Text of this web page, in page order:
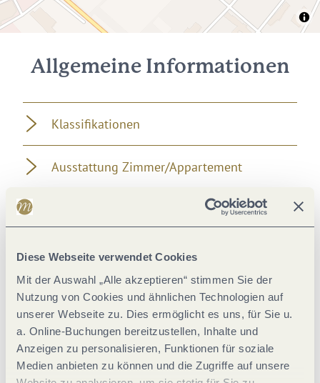
Diese Webseite verwendet Cookies
Mit der Auswahl „Alle akzeptieren“ stimmen Sie der
Nutzung von Cookies und ähnlichen Technologien auf
unserer Webseite zu. Dies ermöglicht es uns, für Sie u.
a. Online-Buchungen bereitzustellen, Inhalte und
Anzeigen zu personalisieren, Funktionen für soziale
Medien anbieten zu können und die Zugriffe auf unsere
Allgemeine Informationen
Klassifikationen
Ausstattung Zimmer/Appartement
Verpflegung
Eignung
Wein und Kulinarik